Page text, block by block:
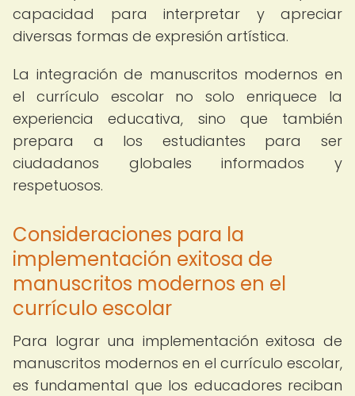
capacidad para interpretar y apreciar
diversas formas de expresión artística.
La integración de manuscritos modernos en
el currículo escolar no solo enriquece la
experiencia educativa, sino que también
prepara a los estudiantes para ser
ciudadanos globales informados y
respetuosos.
Consideraciones para la
implementación exitosa de
manuscritos modernos en el
currículo escolar
Para lograr una implementación exitosa de
manuscritos modernos en el currículo escolar,
es fundamental que los educadores reciban